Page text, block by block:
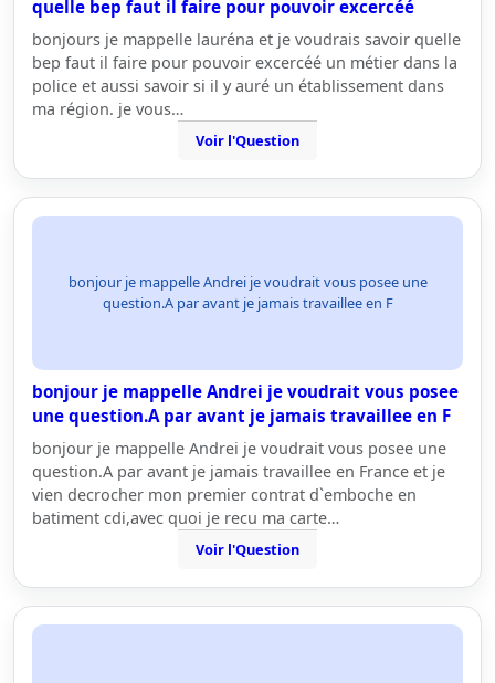
quelle bep faut il faire pour pouvoir excercéé
bonjours je mappelle lauréna et je voudrais savoir quelle
bep faut il faire pour pouvoir excercéé un métier dans la
police et aussi savoir si il y auré un établissement dans
ma région. je vous…
Voir l'Question
bonjour je mappelle Andrei je voudrait vous posee une
question.A par avant je jamais travaillee en F
bonjour je mappelle Andrei je voudrait vous posee
une question.A par avant je jamais travaillee en F
bonjour je mappelle Andrei je voudrait vous posee une
question.A par avant je jamais travaillee en France et je
vien decrocher mon premier contrat d`emboche en
batiment cdi,avec quoi je recu ma carte…
Voir l'Question